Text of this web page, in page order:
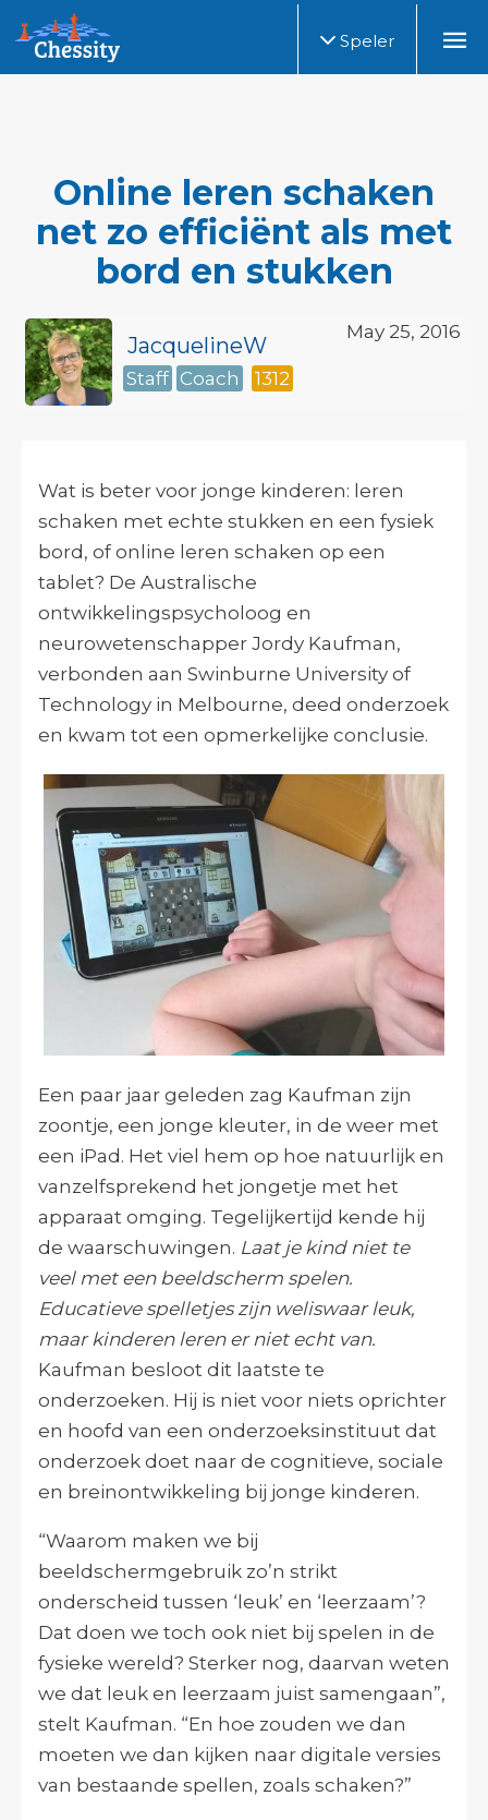
Speler
Online leren schaken
net zo efficiënt als met
bord en stukken
May 25, 2016
JacquelineW
Staff Coach 1312
Wat is beter voor jonge kinderen: leren
schaken met echte stukken en een fysiek
bord, of online leren schaken op een
tablet? De Australische
ontwikkelingspsycholoog en
neurowetenschapper Jordy Kaufman,
verbonden aan Swinburne University of
Technology in Melbourne, deed onderzoek
en kwam tot een opmerkelijke conclusie.
Een paar jaar geleden zag Kaufman zijn
zoontje, een jonge kleuter, in de weer met
een iPad. Het viel hem op hoe natuurlijk en
vanzelfsprekend het jongetje met het
apparaat omging. Tegelijkertijd kende hij
de waarschuwingen. Laat je kind niet te
veel met een beeldscherm spelen.
Educatieve spelletjes zijn weliswaar leuk,
maar kinderen leren er niet echt van.
Kaufman besloot dit laatste te
onderzoeken. Hij is niet voor niets oprichter
en hoofd van een onderzoeksinstituut dat
onderzoek doet naar de cognitieve, sociale
en breinontwikkeling bij jonge kinderen.
“Waarom maken we bij
beeldschermgebruik zo’n strikt
onderscheid tussen ‘leuk’ en ‘leerzaam’?
Dat doen we toch ook niet bij spelen in de
fysieke wereld? Sterker nog, daarvan weten
we dat leuk en leerzaam juist samengaan”,
stelt Kaufman. “En hoe zouden we dan
moeten we dan kijken naar digitale versies
van bestaande spellen, zoals schaken?”